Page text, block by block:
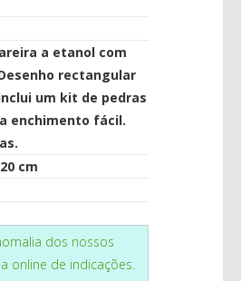
AÉREO
a etanol com
rectangular
um kit de pedras
enchimento fácil.
cm
dos nossos
online de indicações.